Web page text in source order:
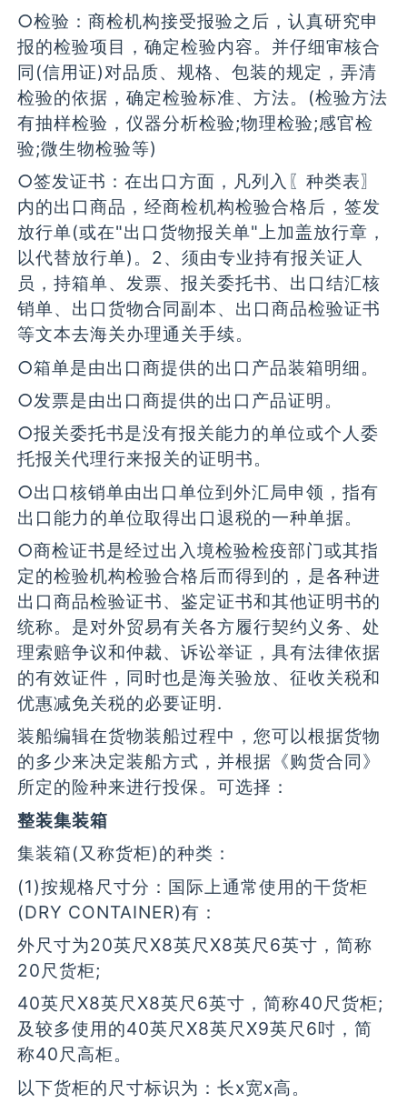
○检验：商检机构接受报验之后，认真研究申
报的检验项目，确定检验内容。并仔细审核合
同(信用证)对品质、规格、包装的规定，弄清
检验的依据，确定检验标准、方法。(检验方法
有抽样检验，仪器分析检验;物理检验;感官检
验;微生物检验等)
○签发证书：在出口方面，凡列入〖种类表〗
内的出口商品，经商检机构检验合格后，签发
放行单(或在"出口货物报关单"上加盖放行章，
以代替放行单)。2、须由专业持有报关证人
员，持箱单、发票、报关委托书、出口结汇核
销单、出口货物合同副本、出口商品检验证书
等文本去海关办理通关手续。
○箱单是由出口商提供的出口产品装箱明细。
○发票是由出口商提供的出口产品证明。
○报关委托书是没有报关能力的单位或个人委
托报关代理行来报关的证明书。
○出口核销单由出口单位到外汇局申领，指有
出口能力的单位取得出口退税的一种单据。
○商检证书是经过出入境检验检疫部门或其指
定的检验机构检验合格后而得到的，是各种进
出口商品检验证书、鉴定证书和其他证明书的
统称。是对外贸易有关各方履行契约义务、处
理索赔争议和仲裁、诉讼举证，具有法律依据
的有效证件，同时也是海关验放、征收关税和
优惠减免关税的必要证明.
装船编辑在货物装船过程中，您可以根据货物
的多少来决定装船方式，并根据《购货合同》
所定的险种来进行投保。可选择：
整装集装箱
集装箱(又称货柜)的种类：
(1)按规格尺寸分：国际上通常使用的干货柜
(DRY CONTAINER)有：
外尺寸为20英尺X8英尺X8英尺6英寸，简称
20尺货柜;
40英尺X8英尺X8英尺6英寸，简称40尺货柜;
及较多使用的40英尺X8英尺X9英尺6吋，简
称40尺高柜。
以下货柜的尺寸标识为：长x宽x高。